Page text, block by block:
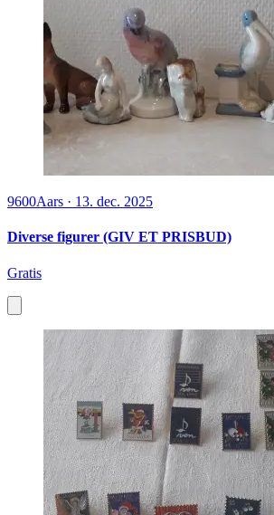
9600Aars · 13. dec. 2025
Diverse figurer (GIV ET PRISBUD)
Gratis